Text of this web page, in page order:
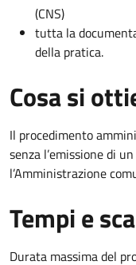
(CNS)
tutta la
della pratica.
Cosa si
Il procedimento
senza l’emissione di
l’Amministrazione
Tempi e
Durata massima del